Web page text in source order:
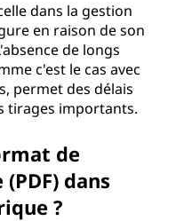
dans la gestion
en raison de son
de longs
c'est le cas avec
permet des délais
tirages importants.
de
dans
?